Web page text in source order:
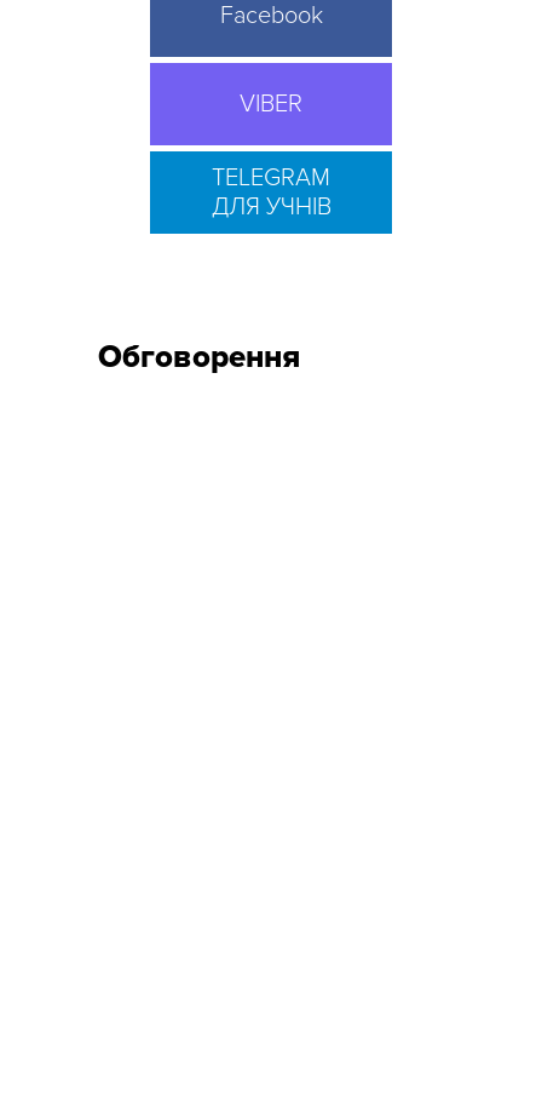
Facebook
VIBER
TELEGRAM
ДЛЯ УЧНІВ
Обговорення